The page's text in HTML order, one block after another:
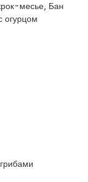
месье, Бан
огурцом